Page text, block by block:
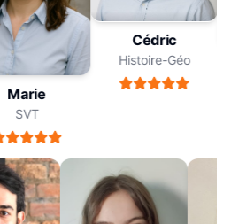
Marie
SVT
Cédric
Histoire-Géo